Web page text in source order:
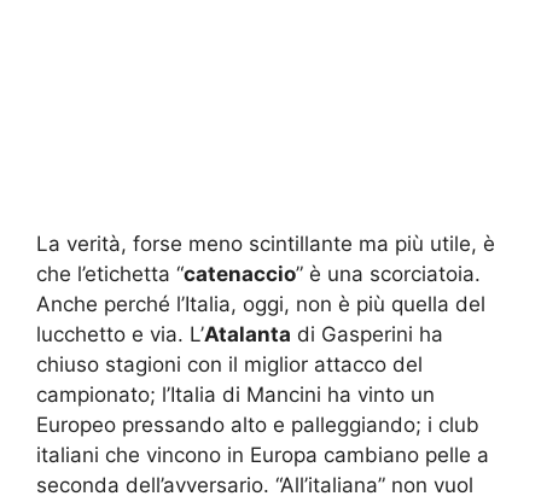
La verità, forse meno scintillante ma più utile, è
che l’etichetta “catenaccio” è una scorciatoia.
Anche perché l’Italia, oggi, non è più quella del
lucchetto e via. L’Atalanta di Gasperini ha
chiuso stagioni con il miglior attacco del
campionato; l’Italia di Mancini ha vinto un
Europeo pressando alto e palleggiando; i club
italiani che vincono in Europa cambiano pelle a
seconda dell’avversario. “All’italiana” non vuol